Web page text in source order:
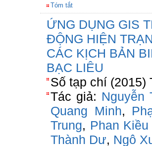
Tóm tắt
ỨNG DỤNG GIS
ĐỘNG HIỆN
CÁC KỊCH BẢN
BẠC LIÊU
Số tạp chí (2015)
Tác giả: Nguyễn
Quang Minh,
Trung, Phan
Thành Dư, Ngô